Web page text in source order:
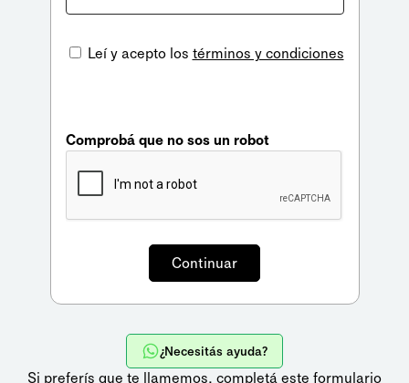
Leí y acepto los términos y condiciones
Comprobá que no sos un robot
¿Necesitás ayuda?
Si preferís que te llamemos, completá este formulario